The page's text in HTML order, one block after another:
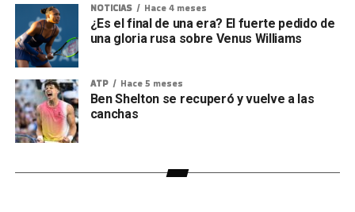
NOTICIAS Hace 4 meses
¿Es el final de una era? El fuerte pedido de
una gloria rusa sobre Venus Williams
ATP Hace 5 meses
Ben Shelton se recuperó y vuelve a las
canchas